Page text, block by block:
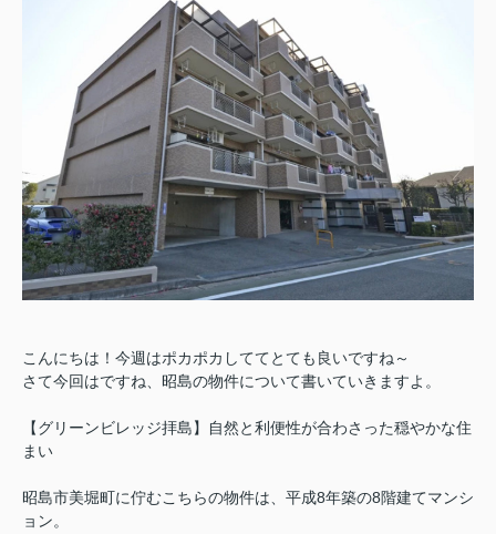
こんにちは！今週はポカポカしててとても良いですね～
さて今回はですね、昭島の物件について書いていきますよ。
【グリーンビレッジ拝島】自然と利便性が合わさった穏やかな住
まい
昭島市美堀町に佇むこちらの物件は、平成8年築の8階建てマンシ
ョン。